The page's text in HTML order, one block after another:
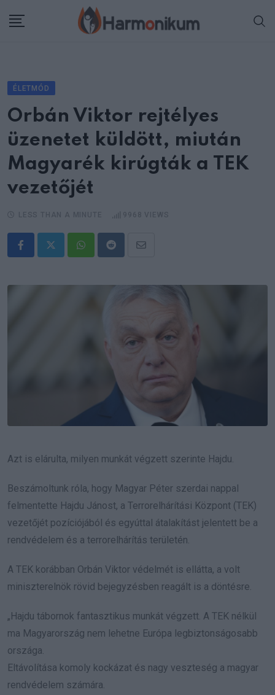
ÉLETMÓD
Orbán Viktor rejtélyes
üzenetet küldött, miután
Magyarék kirúgták a TEK
vezetőjét
WhatsappRedditShare
Email
Azt is elárulta, milyen munkát végzett szerinte Hajdu.
Beszámoltunk róla, hogy Magyar Péter szerdai nappal
felmentette Hajdu Jánost, a Terrorelhárítási Központ (TEK)
vezetőjét pozíciójából és egyúttal átalakítást jelentett be a
rendvédelem és a terrorelhárítás területén.
A TEK korábban Orbán Viktor védelmét is ellátta, a volt
miniszterelnök rövid bejegyzésben reagált is a döntésre.
„Hajdu tábornok fantasztikus munkát végzett. A TEK nélkül
ma Magyarország nem lehetne Európa legbiztonságosabb
országa.
Eltávolítása komoly kockázat és nagy veszteség a magyar
rendvédelem számára.